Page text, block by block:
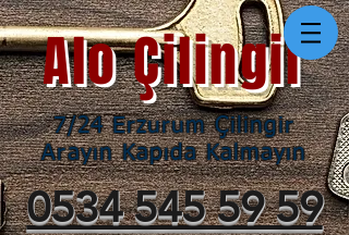
0534 545 59 59
Alo Çilingir
7/24 Erzurum Çilingir
Arayın Kapıda Kalmayın